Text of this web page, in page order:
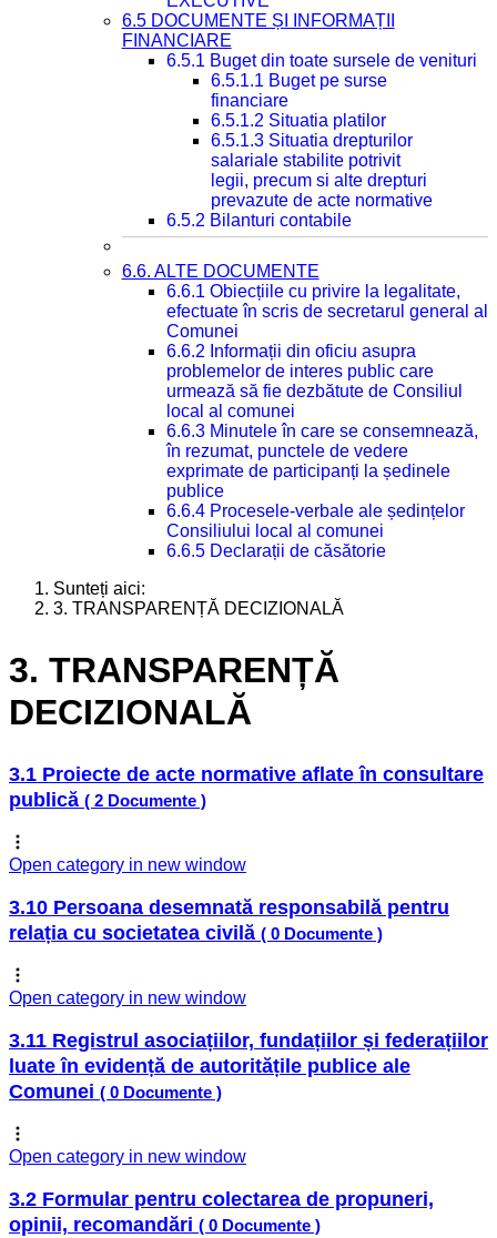
6.5 DOCUMENTE ȘI INFORMAȚII
FINANCIARE
6.5.1 Buget din toate sursele de venituri
6.5.1.1 Buget pe surse
financiare
6.5.1.2 Situatia platilor
6.5.1.3 Situatia drepturilor
salariale stabilite potrivit
legii, precum si alte drepturi
prevazute de acte normative
6.5.2 Bilanturi contabile
6.6. ALTE DOCUMENTE
6.6.1 Obiecțiile cu privire la legalitate,
efectuate în scris de secretarul general al
Comunei
6.6.2 Informații din oficiu asupra
problemelor de interes public care
urmează să fie dezbătute de Consiliul
local al comunei
6.6.3 Minutele în care se consemnează,
în rezumat, punctele de vedere
exprimate de participanți la ședinele
publice
6.6.4 Procesele-verbale ale ședințelor
Consiliului local al comunei
6.6.5 Declarații de căsătorie
Sunteți aici:
3. TRANSPARENȚĂ DECIZIONALĂ
3. TRANSPARENȚĂ
DECIZIONALĂ
3.1 Proiecte de acte normative aflate în consultare
publică ( 2 Documente )
Open category in new window
3.10 Persoana desemnată responsabilă pentru
relația cu societatea civilă ( 0 Documente )
Open category in new window
3.11 Registrul asociațiilor, fundațiilor și federațiilor
luate în evidență de autoritățile publice ale
Comunei ( 0 Documente )
Open category in new window
3.2 Formular pentru colectarea de propuneri,
opinii, recomandări ( 0 Documente )